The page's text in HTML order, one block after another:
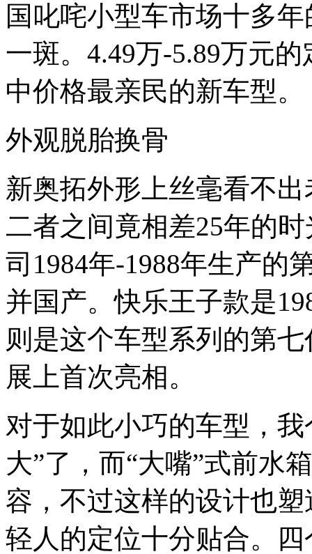
国叱咤小型车市场十多
一斑。4.49万-5.89万元
中价格最亲民的新车型。
外观脱胎换骨
新奥拓外形上丝毫看不
二者之间竟相差25年的
司1984年-1988年生产的
并国产。快乐王子款是
则是这个车型系列的第
展上首次亮相。
对于如此小巧的车型，
大”了，而“大嘴”式前水
容，不过这样的设计也
轻人的定位十分贴合。